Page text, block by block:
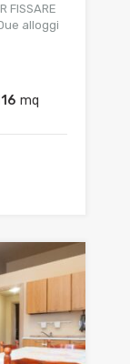
FISSARE
alloggi
mq